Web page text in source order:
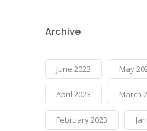
Archive
June 2023 May
April 2023 March
February 2023